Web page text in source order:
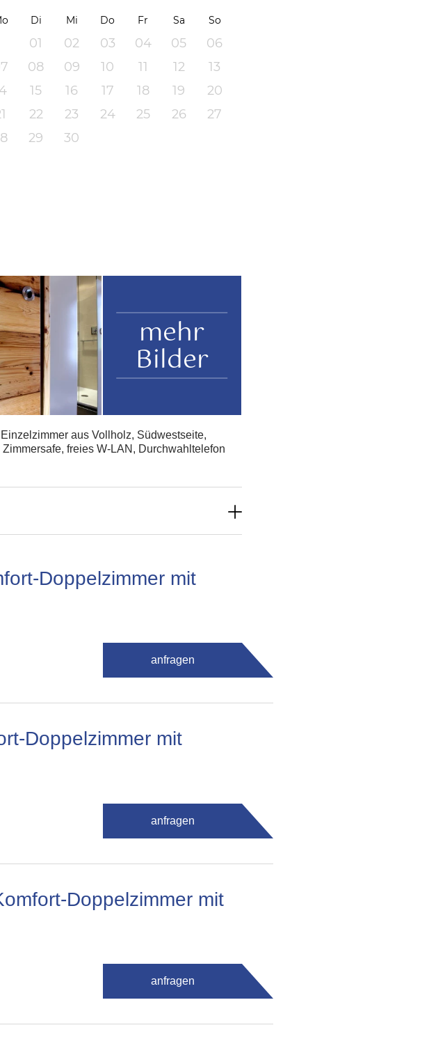
Di Mi Do Fr Sa So
01 02 03 04 05
06
08 09 10 11 12
13
15 16 17 18 19
20
22 23 24 25 26
27
29 30
mehr
Bilder
aus Vollholz, Südwestseite,
freies W-LAN, Durchwahltelefon
Doppelzimmer mit
anfragen
Doppelzimmer mit
anfragen
Doppelzimmer mit
anfragen